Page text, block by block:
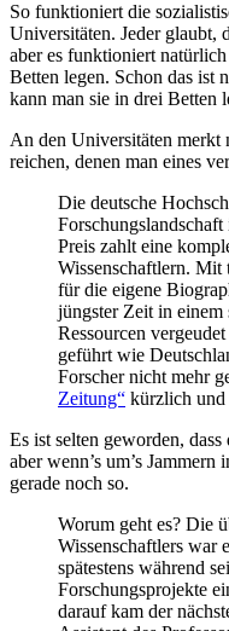
So funktioniert die
Universitäten. Jeder glaubt,
aber es funktioniert
Betten legen. Schon das ist
kann man sie in drei Betten
An den Universitäten merkt
reichen, denen man eines
Die deutsche
Preis zahlt eine
Wissenschaftlern. Mit
für die eigene
jüngster Zeit in
Ressourcen
geführt wie
Forscher nicht mehr
Zeitung“ kürzlich und
Es ist selten geworden,
aber wenn’s um’s
gerade noch so.
Worum geht es? Die
Wissenschaftlers war
spätestens während
Forschungsprojekte
darauf kam der